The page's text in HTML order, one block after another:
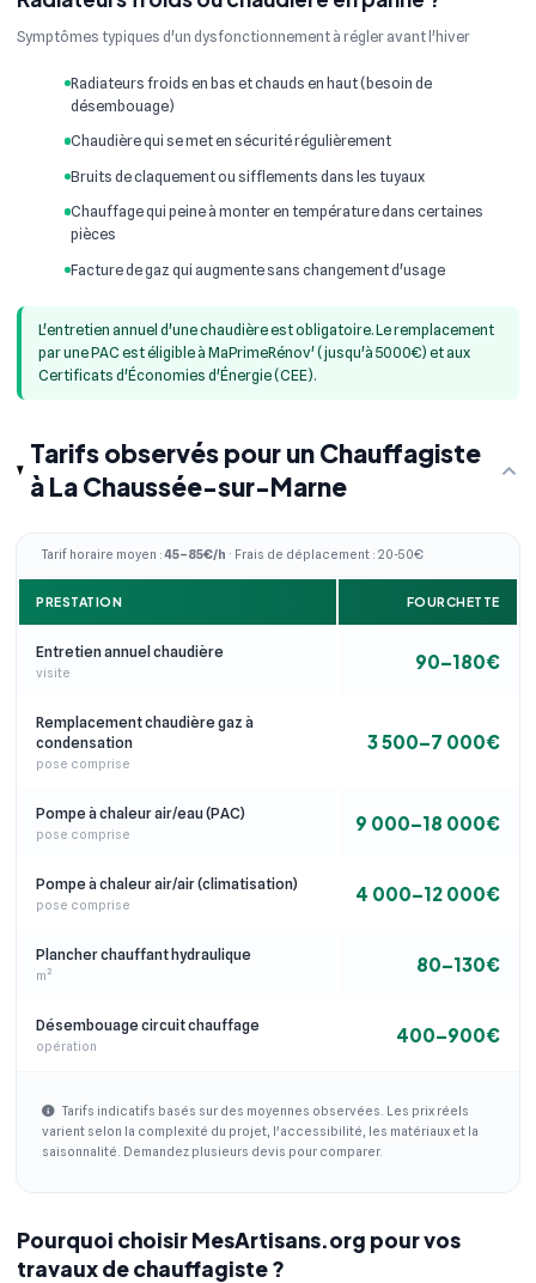
Symptômes typiques d'un dysfonctionnement à régler avant l'hiver
Radiateurs froids en bas et chauds en haut (besoin de
désembouage)
Chaudière qui se met en sécurité régulièrement
Bruits de claquement ou sifflements dans les tuyaux
Chauffage qui peine à monter en température dans certaines
pièces
Facture de gaz qui augmente sans changement d'usage
L'entretien annuel d'une chaudière est obligatoire. Le remplacement
par une PAC est éligible à MaPrimeRénov' (jusqu'à 5000€) et aux
Certificats d'Économies d'Énergie (CEE).
Tarifs observés pour un Chauffagiste
à La Chaussée-sur-Marne
Tarif horaire moyen :45–85€/h · Frais de déplacement : 20-50€
PRESTATION FOURCHETTE
Entretien annuel chaudière
visite 90–180€
Remplacement chaudière gaz à
condensation
pose comprise
3 500–7 000€
Pompe à chaleur air/eau (PAC)
pose comprise 9 000–18 000€
Pompe à chaleur air/air (climatisation)
pose comprise 4 000–12 000€
Plancher chauffant hydraulique
m² 80–130€
Désembouage circuit chauffage
opération 400–900€
Tarifs indicatifs basés sur des moyennes observées. Les prix réels
varient selon la complexité du projet, l'accessibilité, les matériaux et la
saisonnalité. Demandez plusieurs devis pour comparer.
Pourquoi choisir MesArtisans.org pour vos
travaux de chauffagiste ?